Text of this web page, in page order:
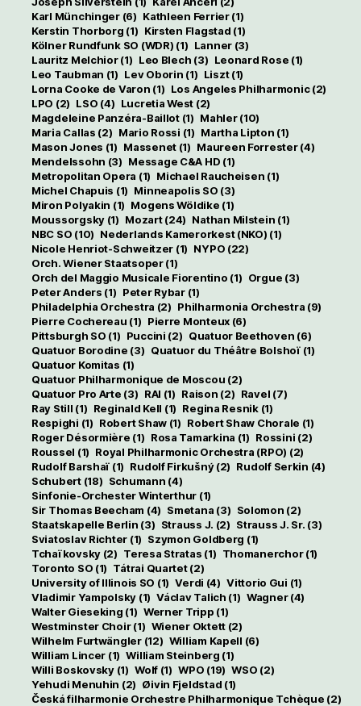
Karl Münchinger(6) Kathleen Ferrier(1)
Kerstin Thorborg (1) Kirsten Flagstad (1)
Kölner Rundfunk SO (WDR) (1) Lanner (3)
Lauritz Melchior(1) Leo Blech (3) Leonard Rose (1)
Leo Taubman (1) Lev Oborin (1) Liszt(1)
Lorna Cooke de Varon (1) Los Angeles Philharmonic(2)
LPO (2) LSO (4) Lucretia West (2)
Magdeleine Panzéra-Baillot(1) Mahler(10)
Maria Callas (2) Mario Rossi (1) Martha Lipton (1)
Mason Jones (1) Massenet(1) Maureen Forrester(4)
Mendelssohn (3) Message C&A HD (1)
Metropolitan Opera (1) Michael Raucheisen (1)
Michel Chapuis (1) Minneapolis SO (3)
Miron Polyakin (1) Mogens Wöldike (1)
Moussorgsky(1) Mozart(24) Nathan Milstein (1)
NBC SO (10) Nederlands Kamerorkest (NKO) (1)
Nicole Henriot-Schweitzer (1) NYPO (22)
Orch. Wiener Staatsoper(1)
Orch del Maggio Musicale Fiorentino (1) Orgue (3)
Peter Anders (1) Peter Rybar(1)
Philadelphia Orchestra (2) Philharmonia Orchestra (9)
Pierre Cochereau (1) Pierre Monteux (6)
Pittsburgh SO (1) Puccini (2) Quatuor Beethoven (6)
Quatuor Borodine (3) Quatuor du Théâtre Bolshoï(1)
Quatuor Komitas (1)
Quatuor Philharmonique de Moscou (2)
Quatuor Pro Arte (3) RAI (1) Raison (2) Ravel (7)
Ray Still (1) Reginald Kell (1) Regina Resnik(1)
Respighi (1) Robert Shaw(1) Robert Shaw Chorale (1)
Roger Désormière (1) Rosa Tamarkina (1) Rossini (2)
Roussel (1) Royal Philharmonic Orchestra (RPO) (2)
Rudolf Barshaï (1) Rudolf Firkušný(2) Rudolf Serkin (4)
Schubert(18) Schumann (4)
Sinfonie-Orchester Winterthur (1)
Sir Thomas Beecham (4) Smetana (3) Solomon (2)
Staatskapelle Berlin (3) Strauss J. (2) Strauss J. Sr. (3)
Sviatoslav Richter (1) Szymon Goldberg (1)
Tchaïkovsky(2) Teresa Stratas (1) Thomanerchor(1)
Toronto SO (1) Tátrai Quartet(2)
University of Illinois SO (1) Verdi (4) Vittorio Gui (1)
Vladimir Yampolsky (1) Václav Talich (1) Wagner(4)
Walter Gieseking (1) Werner Tripp (1)
Westminster Choir(1) Wiener Oktett (2)
Wilhelm Furtwängler(12) William Kapell (6)
William Lincer (1) William Steinberg (1)
Willi Boskovsky(1) Wolf(1) WPO (19) WSO (2)
Yehudi Menuhin (2) Øivin Fjeldstad (1)
Česká filharmonie Orchestre Philharmonique Tchèque (2)